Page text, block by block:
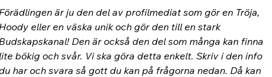
är ju den del av profilmediat som gör en Tröja,
eller en väska unik och gör den till en stark
Den är också den del som många kan finna
bökig och svår. Vi ska göra detta enkelt. Skriv i den info
har och svara så gott du kan på frågorna nedan. Då kan